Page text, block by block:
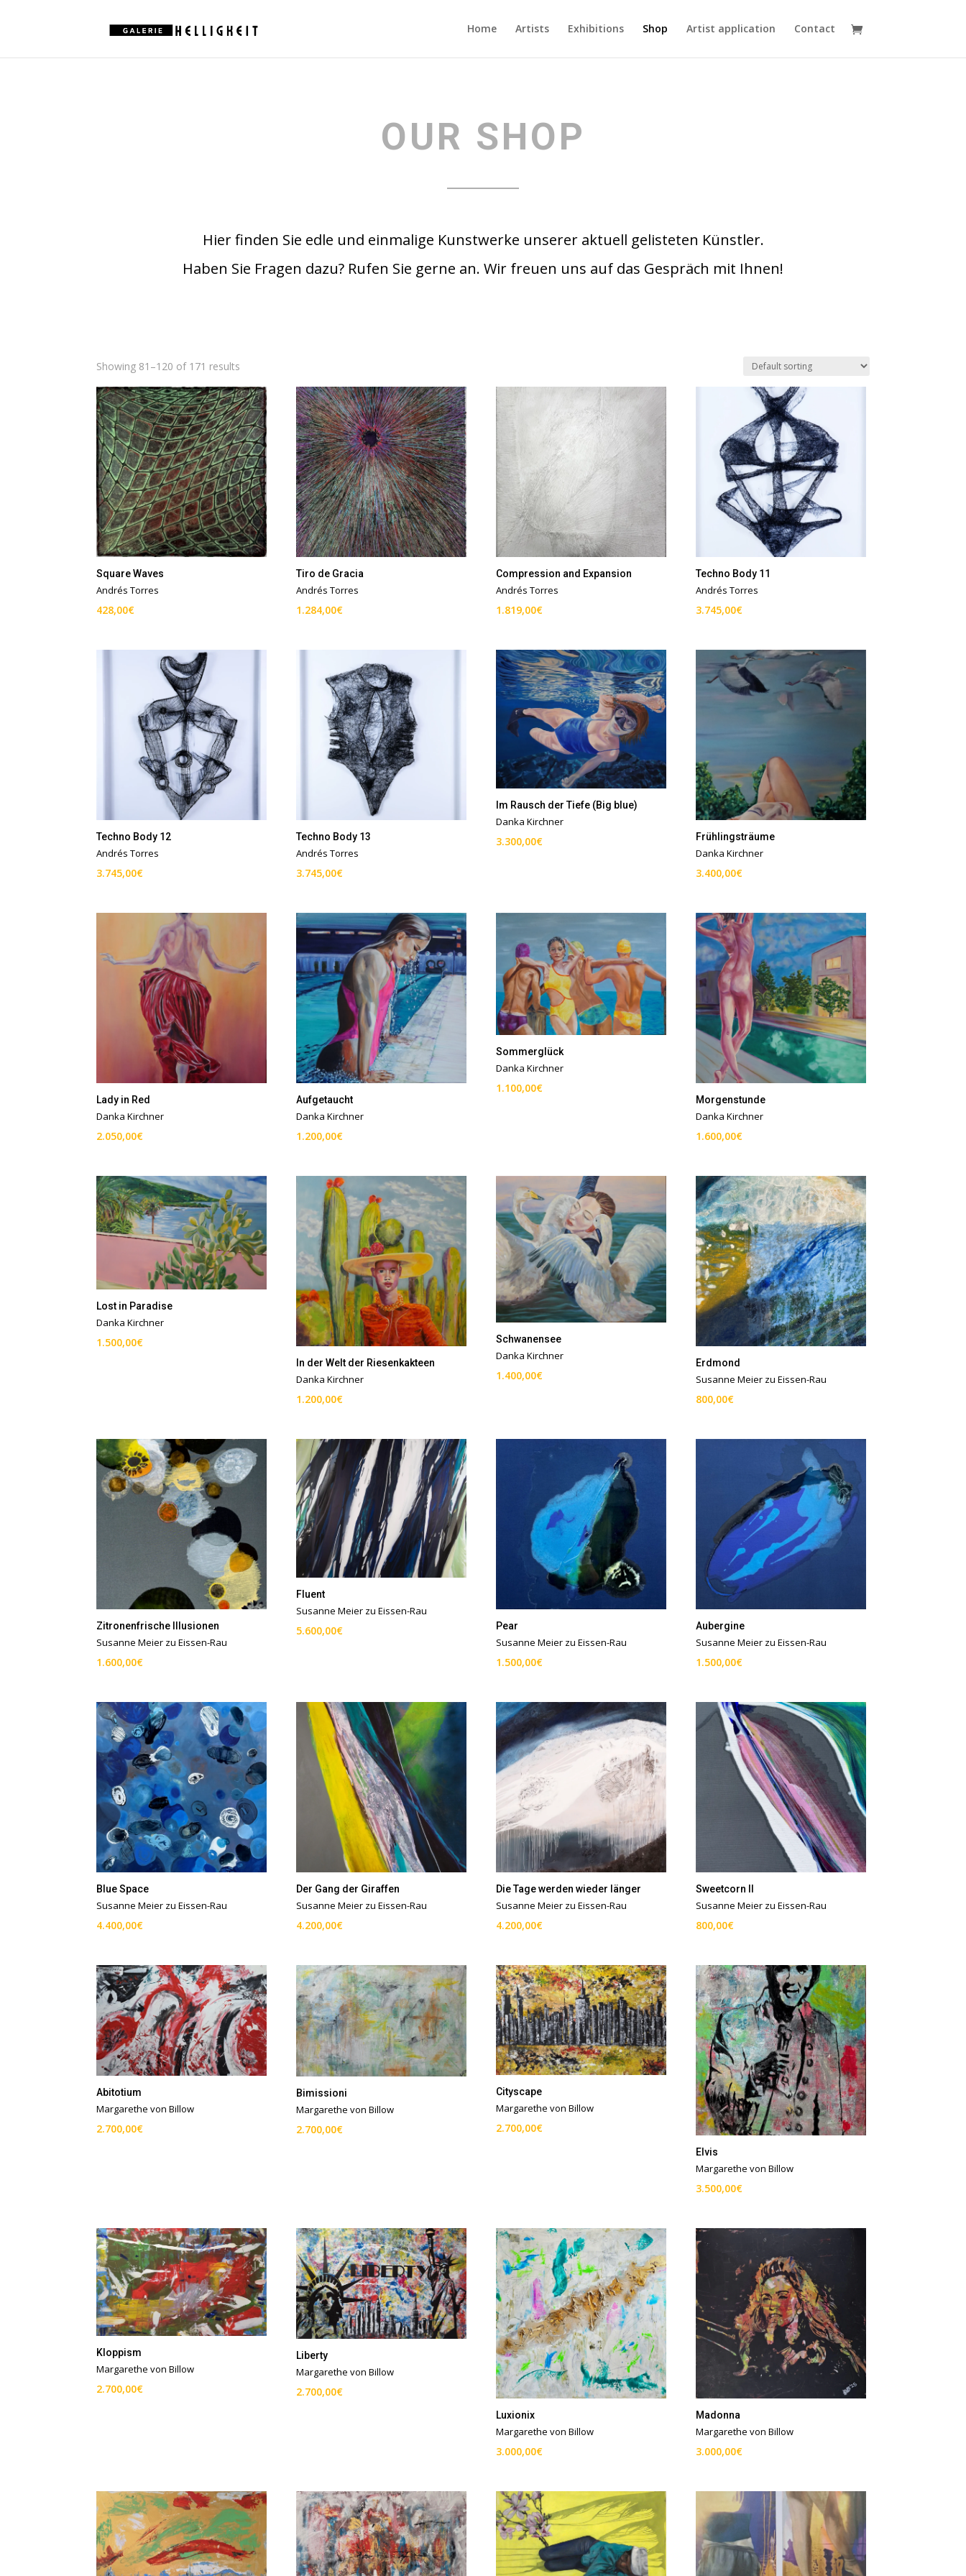
Home Artists Exhibitions Shop Artist application Contact
OUR SHOP
Hier finden Sie edle und einmalige Kunstwerke unserer aktuell gelisteten Künstler.
Haben Sie Fragen dazu? Rufen Sie gerne an. Wir freuen uns auf das Gespräch mit Ihnen!
Showing 81–120 of 171 results
Square Waves
Andrés Torres
428,00€
Tiro de Gracia
Andrés Torres
1.284,00€
Compression and Expansion
Andrés Torres
1.819,00€
Techno Body 11
Andrés Torres
3.745,00€
Techno Body 12
Andrés Torres
3.745,00€
Techno Body 13
Andrés Torres
3.745,00€
Im Rausch der Tiefe (Big blue)
Danka Kirchner
3.300,00€ Frühlingsträume
Danka Kirchner
3.400,00€
Lady in Red
Danka Kirchner
2.050,00€
Aufgetaucht
Danka Kirchner
1.200,00€
Sommerglück
Danka Kirchner
1.100,00€
Morgenstunde
Danka Kirchner
1.600,00€
Lost in Paradise
Danka Kirchner
1.500,00€
In der Welt der Riesenkakteen
Danka Kirchner
1.200,00€
Schwanensee
Danka Kirchner
1.400,00€
Erdmond
Susanne Meier zu Eissen-Rau
800,00€
Zitronenfrische Illusionen
Susanne Meier zu Eissen-Rau
1.600,00€
Fluent
Susanne Meier zu Eissen-Rau
5.600,00€ Pear
Susanne Meier zu Eissen-Rau
1.500,00€
Aubergine
Susanne Meier zu Eissen-Rau
1.500,00€
Blue Space
Susanne Meier zu Eissen-Rau
4.400,00€
Der Gang der Giraffen
Susanne Meier zu Eissen-Rau
4.200,00€
Die Tage werden wieder länger
Susanne Meier zu Eissen-Rau
4.200,00€
Sweetcorn II
Susanne Meier zu Eissen-Rau
800,00€
Abitotium
Margarethe von Billow
2.700,00€
Bimissioni
Margarethe von Billow
2.700,00€
Cityscape
Margarethe von Billow
2.700,00€
Elvis
Margarethe von Billow
3.500,00€
Kloppism
Margarethe von Billow
2.700,00€
Liberty
Margarethe von Billow
2.700,00€
Luxionix
Margarethe von Billow
3.000,00€
Madonna
Margarethe von Billow
3.000,00€